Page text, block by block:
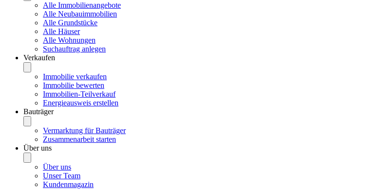
Alle Immobilienangebote
Alle Neubauimmobilien
Alle Grundstücke
Alle Häuser
Alle Wohnungen
Suchauftrag anlegen
Verkaufen
Immobilie verkaufen
Immobilie bewerten
Immobilien-Teilverkauf
Energieausweis erstellen
Bauträger
Vermarktung für Bauträger
Zusammenarbeit starten
Über uns
Über uns
Unser Team
Kundenmagazin